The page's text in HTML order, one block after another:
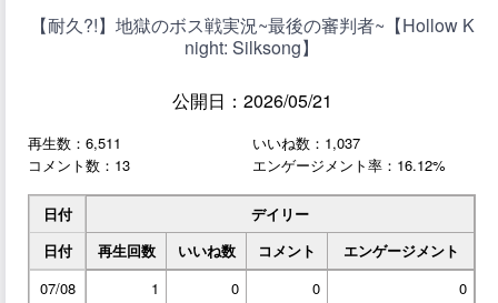
【耐久?!】地獄のボス戦実況~最後の審判者~【Hollow K
night: Silksong】
公開日：2026/05/21
再生数：6,511
いいね数：1,037
コメント数：13
エンゲージメント率：16.12%
日付
デイリー
日付
再生回数 いいね数 コメント
エンゲージメント
07/08
1 0 0
0